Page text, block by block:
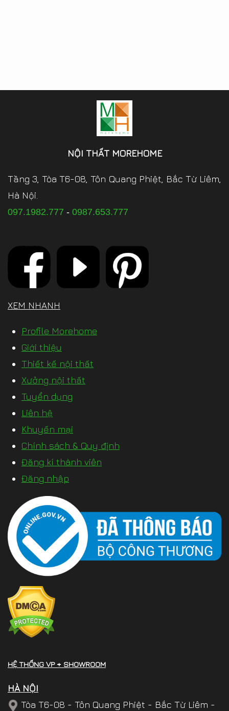
NỘI THẤT MOREHOME
Tầng 3, Tòa T6-08, Tôn Quang Phiệt, Bắc Từ Liêm,
Hà Nội.
097.1982.777 - 0987.653.777
XEM NHANH
Profile Morehome
Giới thiệu
Thiết kế nội thất
Xưởng nội thất
Tuyển dụng
Liên hệ
Khuyến mại
Chính sách & Quy định
Đăng kí thành viên
Đăng nhập
HỆ THỐNG VP + SHOWROOM
HÀ NỘI
Tòa T6-08 - Tôn Quang Phiệt - Bắc Từ Liêm -